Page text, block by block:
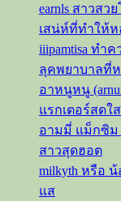
ใน
ชุด
สุด
เซ็กซี่
ที่
ถูก
แชร์
ออก
ไป
earnls สาวสว
เสน่ห์ที่ทำให้
iiipamtisa ทำ
ลุคพยาบาลที่
อาหนูหนู
แรกเตอร์สด
อามมี่ แม็กซิม
สาวสุดฮอต
milkyth หรือ น้
แส